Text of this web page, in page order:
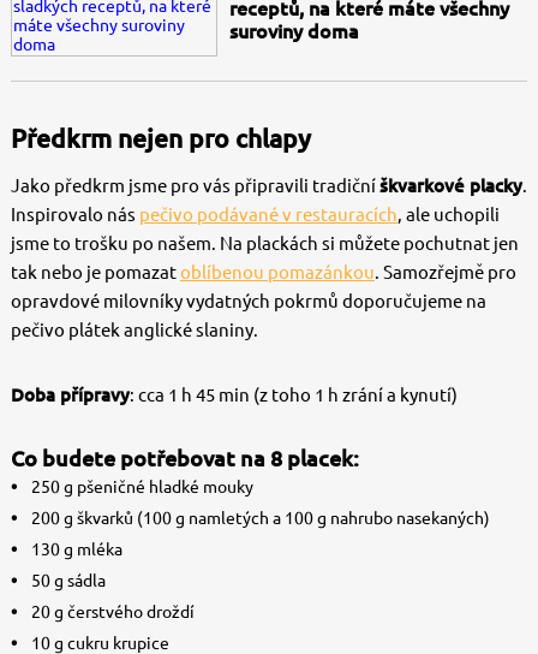
receptů, na které máte všechny
suroviny doma
Předkrm nejen pro chlapy
Jako předkrm jsme pro vás připravili tradičníškvarkové placky.
Inspirovalo nás pečivo podávané v restauracích, ale uchopili
jsme to trošku po našem. Na plackách si můžete pochutnat jen
tak nebo je pomazatoblíbenou pomazánkou. Samozřejmě pro
opravdové milovníky vydatných pokrmů doporučujeme na
pečivo plátek anglické slaniny.
Doba přípravy: cca 1 h 45 min (z toho 1 h zrání a kynutí)
Co budete potřebovat na 8 placek:
250 g pšeničné hladké mouky
200 g škvarků (100 g namletých a 100 g nahrubo nasekaných)
130 g mléka
50 g sádla
20 g čerstvého droždí
10 g cukru krupice